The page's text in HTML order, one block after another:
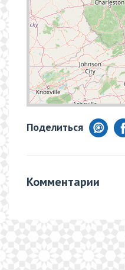
Поделиться
Комментарии